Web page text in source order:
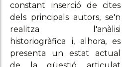
constant inserció de cites
dels principals autors, se'n
realitza l'anàlisi
historiogràfica i, alhora, es
presenta un estat actual